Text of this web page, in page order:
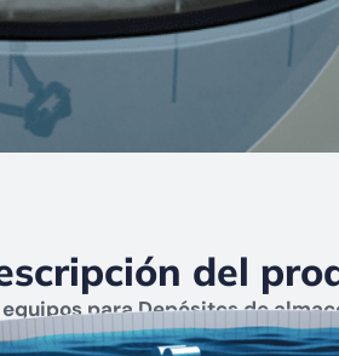
del
equipos para Depósitos de
otros, los siguientes elementos: